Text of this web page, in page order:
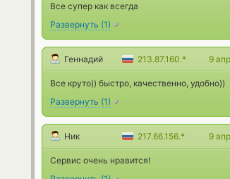
Все супер как всегда
Развернуть (1)
Геннадий 213.87.160.* 9
Все круто)) быстро, качественно, удобно))
Развернуть (1)
Ник 217.66.156.* 9
Сервис очень нравится!